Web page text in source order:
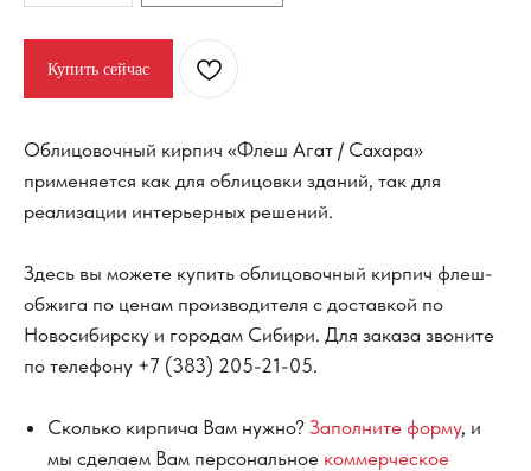
Купить сейчас
Облицовочный кирпич «Флеш Агат / Сахара»
применяется как для облицовки зданий, так для
реализации интерьерных решений.
Здесь вы можете купить облицовочный кирпич флеш-
обжига по ценам производителя с доставкой по
Новосибирску и городам Сибири. Для заказа звоните
по телефону +7 (383) 205-21-05.
Сколько кирпича Вам нужно? Заполните форму, и
мы сделаем Вам персональное коммерческое